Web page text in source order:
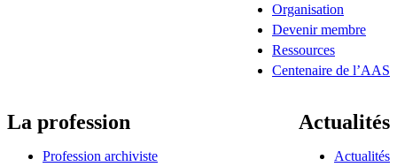
Organisation
Devenir membre
Ressources
Centenaire de l’AAS
La profession
Profession archiviste
Actualités
Actualités